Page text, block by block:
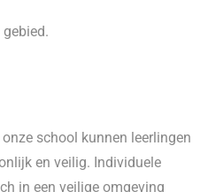
school kunnen leerlingen
en veilig. Individuele
in een veilige omgeving